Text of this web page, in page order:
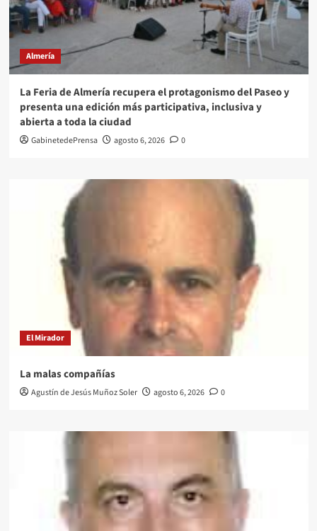
Almería
La Feria de Almería recupera el protagonismo del Paseo y
presenta una edición más participativa, inclusiva y
abierta a toda la ciudad
GabinetedePrensa agosto 6, 2026 0
El Mirador
La malas compañías
Agustín de Jesús Muñoz Soler agosto 6, 2026 0